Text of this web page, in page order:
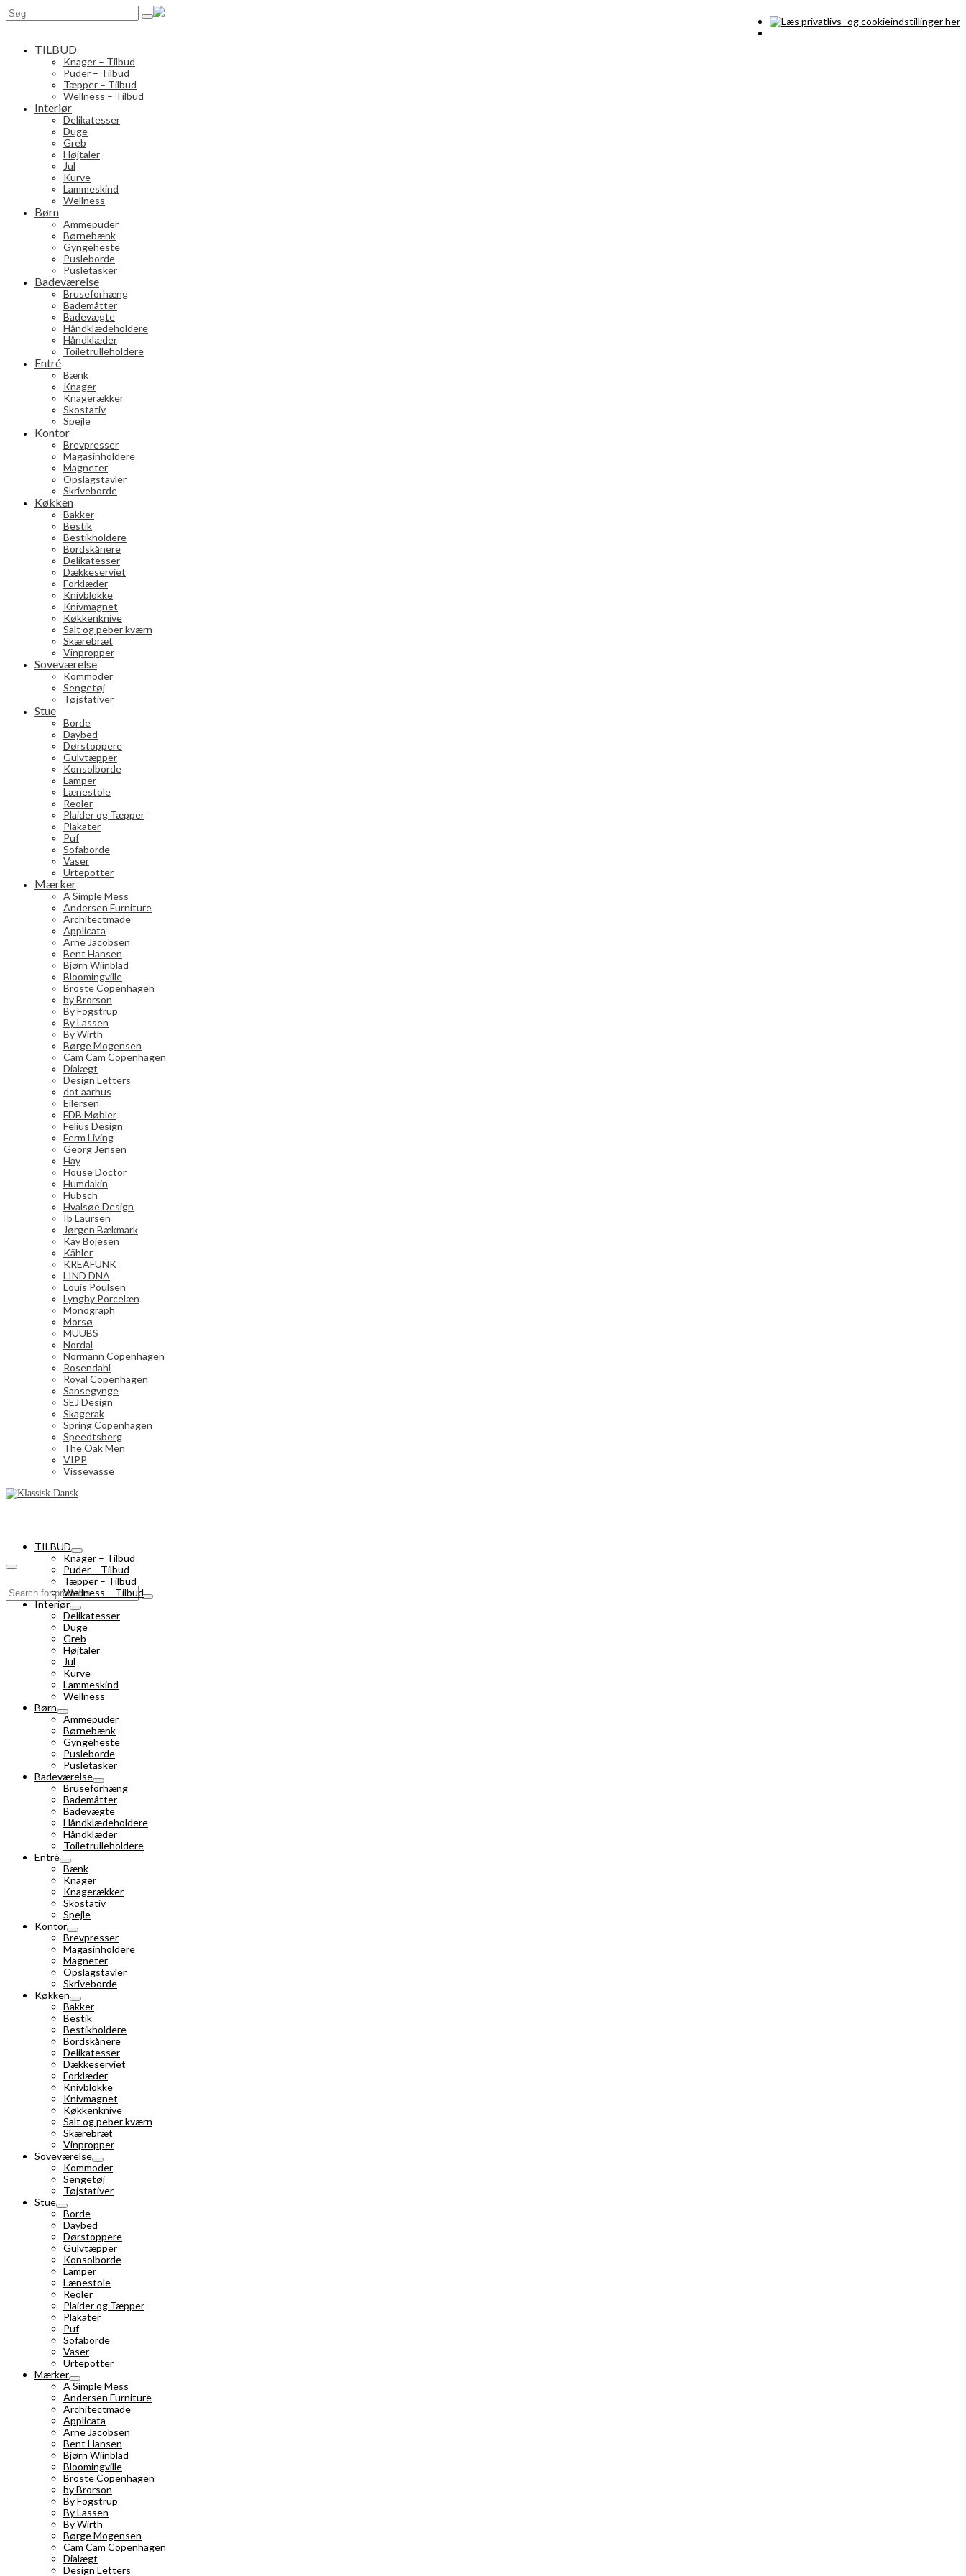
Search
for:
TILBUD
Knager – Tilbud
Puder – Tilbud
Tæpper – Tilbud
Wellness – Tilbud
Interiør
Delikatesser
Duge
Greb
Højtaler
Jul
Kurve
Lammeskind
Wellness
Børn
Ammepuder
Børnebænk
Gyngeheste
Pusleborde
Pusletasker
Badeværelse
Bruseforhæng
Bademåtter
Badevægte
Håndklædeholdere
Håndklæder
Toiletrulleholdere
Entré
Bænk
Knager
Knagerækker
Skostativ
Spejle
Kontor
Brevpresser
Magasinholdere
Magneter
Opslagstavler
Skriveborde
Køkken
Bakker
Bestik
Bestikholdere
Bordskånere
Delikatesser
Dækkeserviet
Forklæder
Knivblokke
Knivmagnet
Køkkenknive
Salt og peber kværn
Skærebræt
Vinpropper
Soveværelse
Kommoder
Sengetøj
Tøjstativer
Stue
Borde
Daybed
Dørstoppere
Gulvtæpper
Konsolborde
Lamper
Lænestole
Reoler
Plaider og Tæpper
Plakater
Puf
Sofaborde
Vaser
Urtepotter
Mærker
A Simple Mess
Andersen Furniture
Architectmade
Applicata
Arne Jacobsen
Bent Hansen
Bjørn Wiinblad
Bloomingville
Broste Copenhagen
by Brorson
By Fogstrup
By Lassen
By Wirth
Børge Mogensen
Cam Cam Copenhagen
Dialægt
Design Letters
dot aarhus
Eilersen
FDB Møbler
Felius Design
Ferm Living
Georg Jensen
Hay
House Doctor
Humdakin
Hübsch
Hvalsøe Design
Ib Laursen
Jørgen Bækmark
Kay Bojesen
Kähler
KREAFUNK
LIND DNA
Louis Poulsen
Lyngby Porcelæn
Monograph
Morsø
MUUBS
Nordal
Normann Copenhagen
Rosendahl
Royal Copenhagen
Sansegynge
SEJ Design
Skagerak
Spring Copenhagen
Speedtsberg
The Oak Men
VIPP
Vissevasse
Search
for:
TILBUD
Knager – Tilbud
Puder – Tilbud
Tæpper – Tilbud
Wellness – Tilbud
Interiør
Delikatesser
Duge
Greb
Højtaler
Jul
Kurve
Lammeskind
Wellness
Børn
Ammepuder
Børnebænk
Gyngeheste
Pusleborde
Pusletasker
Badeværelse
Bruseforhæng
Bademåtter
Badevægte
Håndklædeholdere
Håndklæder
Toiletrulleholdere
Entré
Bænk
Knager
Knagerækker
Skostativ
Spejle
Kontor
Brevpresser
Magasinholdere
Magneter
Opslagstavler
Skriveborde
Køkken
Bakker
Bestik
Bestikholdere
Bordskånere
Delikatesser
Dækkeserviet
Forklæder
Knivblokke
Knivmagnet
Køkkenknive
Salt og peber kværn
Skærebræt
Vinpropper
Soveværelse
Kommoder
Sengetøj
Tøjstativer
Stue
Borde
Daybed
Dørstoppere
Gulvtæpper
Konsolborde
Lamper
Lænestole
Reoler
Plaider og Tæpper
Plakater
Puf
Sofaborde
Vaser
Urtepotter
Mærker
A Simple Mess
Andersen Furniture
Architectmade
Applicata
Arne Jacobsen
Bent Hansen
Bjørn Wiinblad
Bloomingville
Broste Copenhagen
by Brorson
By Fogstrup
By Lassen
By Wirth
Børge Mogensen
Cam Cam Copenhagen
Dialægt
Design Letters